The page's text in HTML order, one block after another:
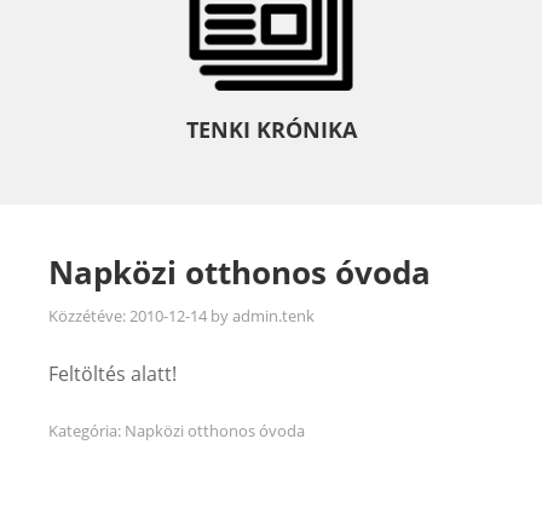
TENKI KRÓNIKA
Napközi otthonos óvoda
Közzétéve:2010-12-14 byadmin.tenk
Feltöltés alatt!
Kategória: Napközi otthonos óvoda